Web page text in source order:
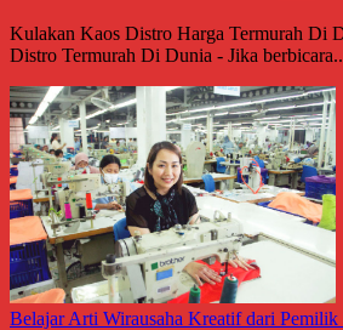
Kulakan Kaos Distro Harga Termurah Di
Distro Termurah Di Dunia - Jika
Belajar Arti Wirausaha Kreatif dari